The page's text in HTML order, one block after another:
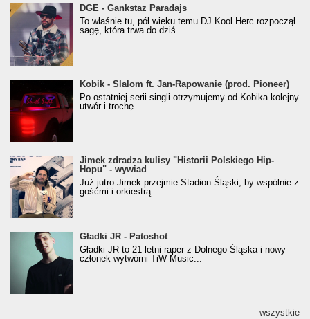
donGURALesko z nagrodą za
Klasyczny/Trueschoolowy Album Roku
(Popkillery 2023)
DGE - Gankstaz Paradajs
To właśnie tu, pół wieku temu DJ Kool Herc rozpoczął
sagę, która trwa do dziś...
Kobik - Slalom ft. Jan-Rapowanie (prod. Pioneer)
[Official Music Visualiser]
Kobik - Slalom ft. Jan-Rapowanie (prod. Pioneer)
Po ostatniej serii singli otrzymujemy od Kobika kolejny
utwór i trochę...
Jimek zdradza kulisy "Historii Polskiego Hip-
Hopu" - wywiad
Jimek zdradza kulisy "Historii Polskiego Hip-
Hopu" - wywiad
Już jutro Jimek przejmie Stadion Śląski, by wspólnie z
gośćmi i orkiestrą...
Gładki JR - Patoshot
Gładki JR - Patoshot
Gładki JR to 21-letni raper z Dolnego Śląska i nowy
członek wytwórni TiW Music...
wszystkie